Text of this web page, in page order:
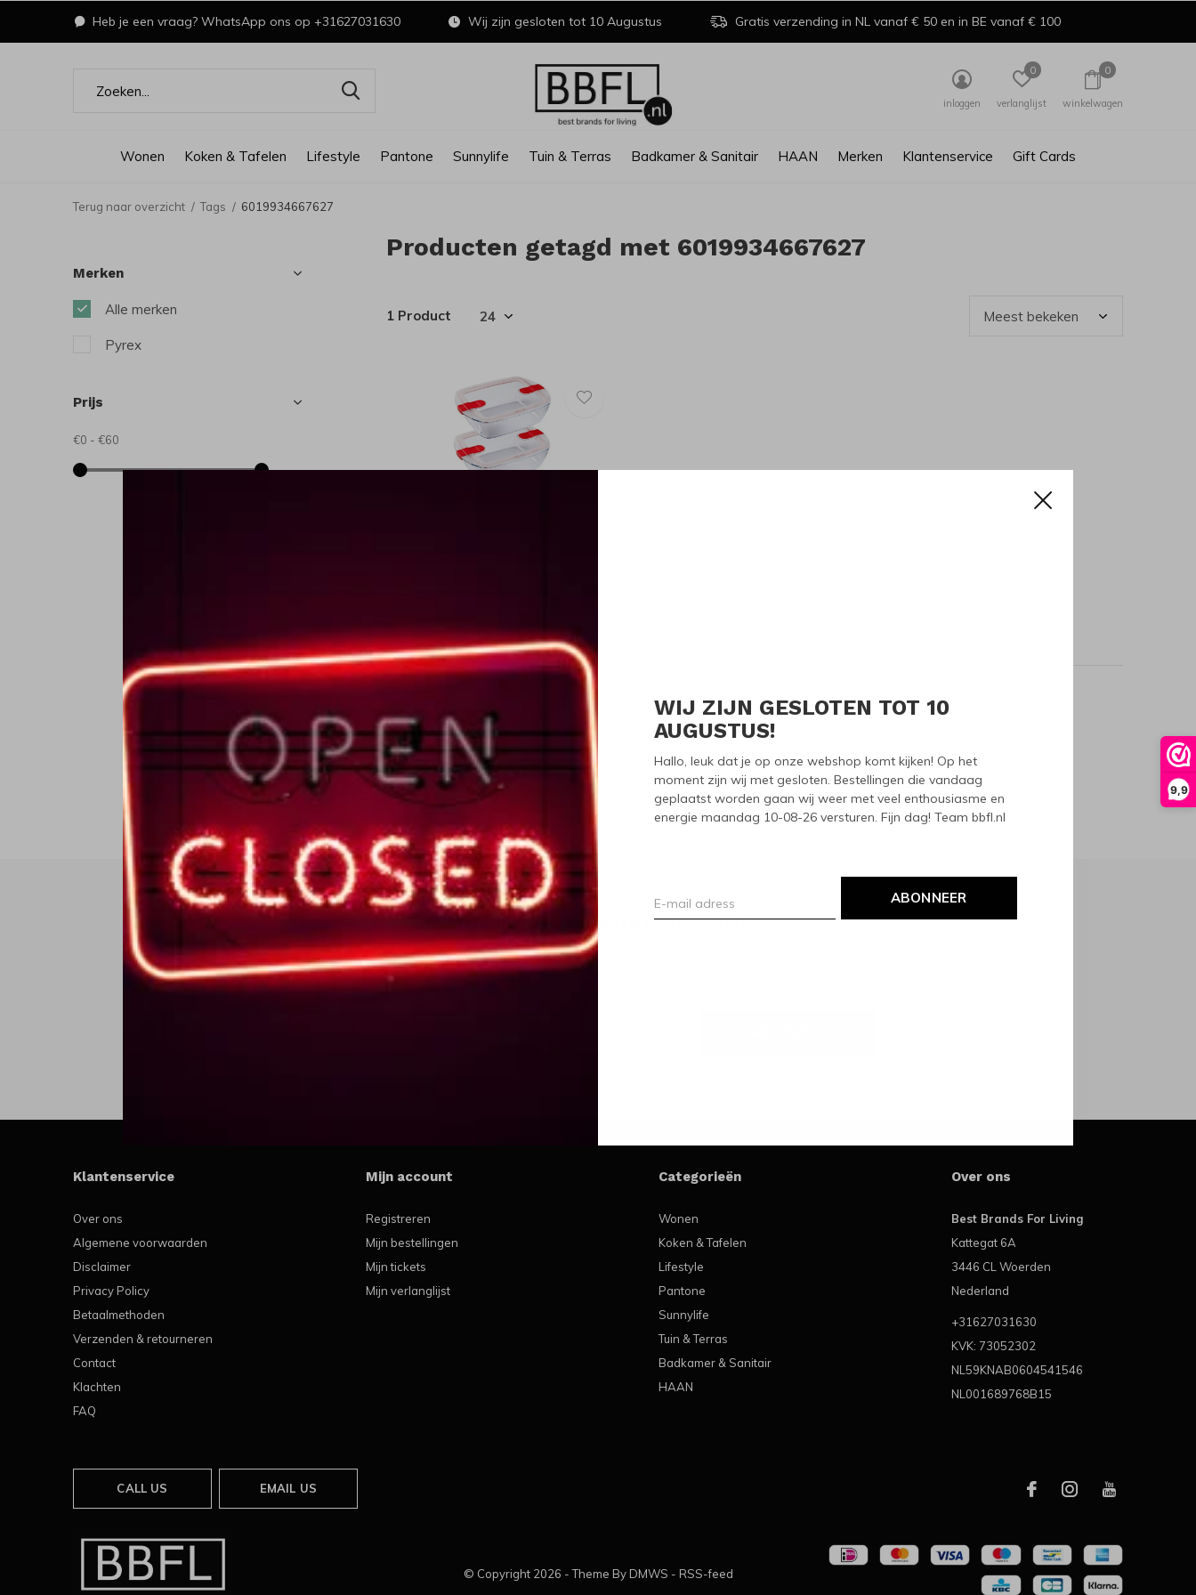
9,9
WIJ ZIJN GESLOTEN TOT 10
AUGUSTUS!
Hallo, leuk dat je op onze webshop komt kijken! Op het
moment zijn wij met gesloten. Bestellingen die vandaag
geplaatst worden gaan wij weer met veel enthousiasme en
energie maandag 10-08-26 versturen. Fijn dag! Team bbfl.nl
ABONNEER
Wonen Koken & Tafelen Lifestyle Pantone Sunnylife Tuin & Terras Badkamer & Sanitair HAAN Merken Klantenservice Gift Cards
inloggen verlanglijst
0
winkelwagen
0
Heb je een vraag? WhatsApp ons op +31627031630 Wij zijn gesloten tot 10 Augustus Gratis verzending in NL vanaf € 50 en in BE vanaf € 100
Terug naar overzicht Tags 6019934667627
Producten getagd met 6019934667627
1 Product
Seen 1 of the 1 products
Merken
Alle merken
Pyrex
Prijs
€0 - €60
Meld je aan voor onze nieuwsbrief
Ontvang de nieuwste aanbiedingen en promoties
Klantenservice
Over ons
Algemene voorwaarden
Disclaimer
Privacy Policy
Betaalmethoden
Verzenden & retourneren
Contact
Klachten
FAQ
Mijn account
Registreren
Mijn bestellingen
Mijn tickets
Mijn verlanglijst
Categorieën
Wonen
Koken & Tafelen
Lifestyle
Pantone
Sunnylife
Tuin & Terras
Badkamer & Sanitair
HAAN
Over ons
Best Brands For Living
Kattegat 6A
3446 CL Woerden
Nederland
+31627031630
KVK: 73052302
NL59KNAB0604541546
NL001689768B15
CALL US EMAIL US
© Copyright 2026 - Theme By DMWS - RSS-feed